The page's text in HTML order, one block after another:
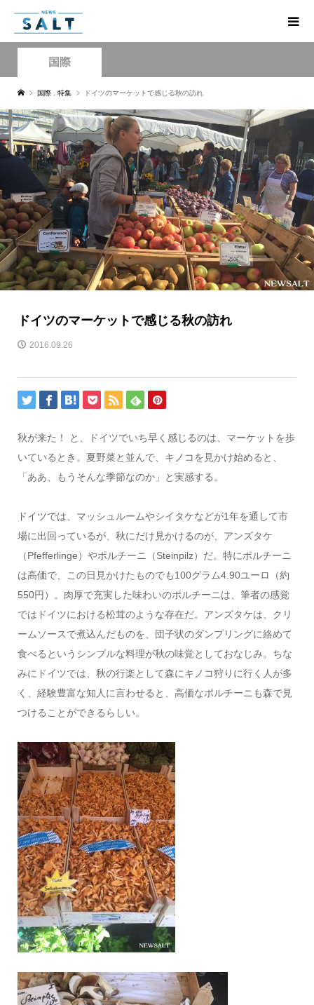
国際
国際 特集 ドイツのマーケットで感じる秋の訪れ
ドイツのマーケットで感じる秋の訪れ
2016.09.26
秋が来た！ と、ドイツでいち早く感じるのは、マーケットを歩
いているとき。夏野菜と並んで、キノコを見かけ始めると、
「ああ、もうそんな季節なのか」と実感する。
ドイツでは、マッシュルームやシイタケなどが1年を通して市
場に出回っているが、秋にだけ見かけるのが、アンズタケ
（Pfefferlinge）やポルチーニ（Steinpilz）だ。特にポルチーニ
は高価で、この日見かけたものでも100グラム4.90ユーロ（約
550円）。肉厚で充実した味わいのポルチーニは、筆者の感覚
ではドイツにおける松茸のような存在だ。アンズタケは、クリ
ームソースで煮込んだものを、団子状のダンプリングに絡めて
食べるというシンプルな料理が秋の味覚としておなじみ。ちな
みにドイツでは、秋の行楽として森にキノコ狩りに行く人が多
く、経験豊富な知人に言わせると、高価なポルチーニも森で見
つけることができるらしい。